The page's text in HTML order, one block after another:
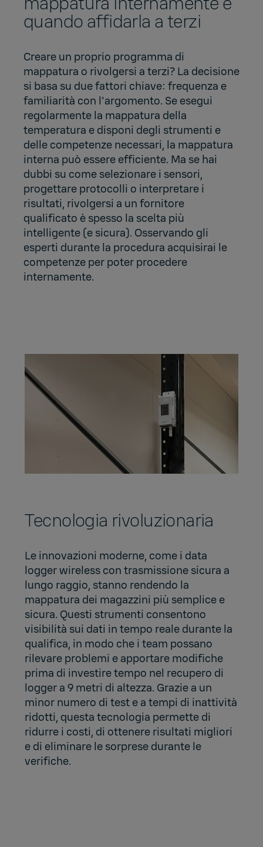
quando affidarla a terzi
Creare un proprio programma di
mappatura o rivolgersi a terzi? La decisione
si basa su due fattori chiave: frequenza e
familiarità con l'argomento. Se esegui
regolarmente la mappatura della
temperatura e disponi degli strumenti e
delle competenze necessari, la mappatura
interna può essere efficiente. Ma se hai
dubbi su come selezionare i sensori,
progettare protocolli o interpretare i
risultati, rivolgersi a un fornitore
qualificato è spesso la scelta più
intelligente (e sicura). Osservando gli
esperti durante la procedura acquisirai le
competenze per poter procedere
internamente.
Tecnologia rivoluzionaria
Le innovazioni moderne, come i data
logger wireless con trasmissione sicura a
lungo raggio, stanno rendendo la
mappatura dei magazzini più semplice e
sicura. Questi strumenti consentono
visibilità sui dati in tempo reale durante la
qualifica, in modo che i team possano
rilevare problemi e apportare modifiche
prima di investire tempo nel recupero di
logger a 9 metri di altezza. Grazie a un
minor numero di test e a tempi di inattività
ridotti, questa tecnologia permette di
ridurre i costi, di ottenere risultati migliori
e di eliminare le sorprese durante le
verifiche.